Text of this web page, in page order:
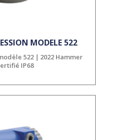
MODELE 522
522 | 2022 Hammer
IP68